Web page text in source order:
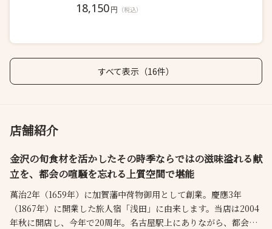
18,150円 （税込）
すべて表示（16件）
店舗紹介
金沢の旬食材を活かしたその時季ならではの滋味溢れる献
立を、都会の喧騒を忘れる上質空間で堪能
萬治2年（1659年）に加賀藩中荷物御用として創業。慶應3年
（1867年）に開業した旅人宿「浅田」に由来します。当店は2004
年秋に開店し、今年で20周年。名古屋駅上にありながら、都会の